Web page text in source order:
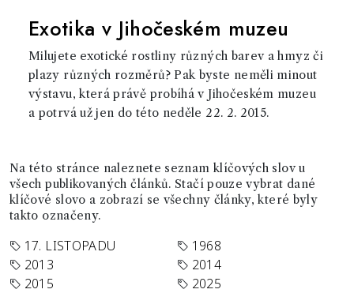
Exotika v Jihočeském muzeu
Milujete exotické rostliny různých barev a hmyz či
plazy různých rozměrů? Pak byste neměli minout
výstavu, která právě probíhá v Jihočeském muzeu
a potrvá už jen do této neděle 22. 2. 2015.
Na této stránce naleznete seznam klíčových slov u
všech publikovaných článků. Stačí pouze vybrat dané
klíčové slovo a zobrazí se všechny články, které byly
takto označeny.
17. LISTOPADU
1968
2013
2014
2015
2025